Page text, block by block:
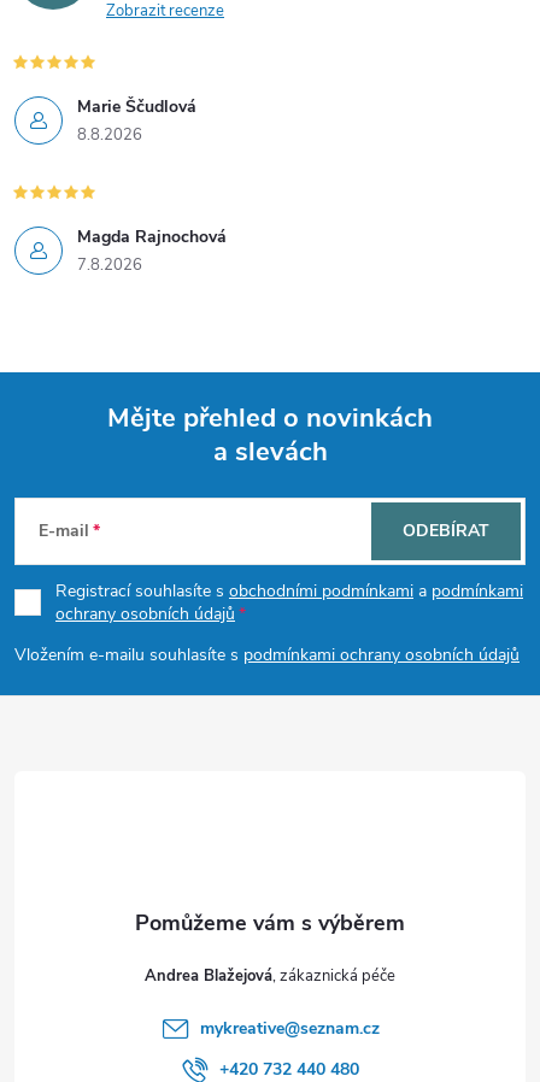
y
v
ý
p
i
Zobrazit recenze
Marie Ščudlová
8.8.2026
Magda Rajnochová
7.8.2026
p
a
t
Mějte přehled o novinkách
a slevách
E-mail
Registrací souhlasíte s obchodními podmínkami a podmínkami
ochrany osobních údajů
Vložením e-mailu souhlasíte s podmínkami ochrany osobních údajů
ODEBÍRAT
Andrea Blažejová
mykreative@seznam.cz
+420 732 440 480